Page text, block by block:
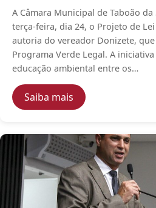
A Câmara Municipal de Taboão
terça-feira, dia 24, o Projeto de Lei
autoria do vereador Donizete,
Programa Verde Legal. A
educação ambiental entre os…
Saiba mais — Câmara